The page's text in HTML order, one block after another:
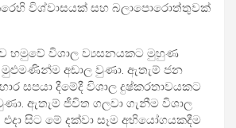
විශ්වාසයක් සහ බලාපොරොත්තුවක්
හමුවේ විශාල ව්‍යසනයකට මුහුණ
අඩාල වුණා. ඇතැම් ජන
සපයා දීමේදී විශාල දුෂ්කරතාවයකට
ඇතැම් ජීවිත ගලවා ගැනීම විශාල
සිට මේ දක්වා සෑම අභියෝගයකදීම